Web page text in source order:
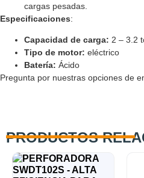
cargas pesadas.
Especificaciones:
Capacidad de carga: 2 – 3.2
Tipo de motor: eléctrico
Batería: Ácido
Pregunta por nuestras opciones de
PRODUCTOS